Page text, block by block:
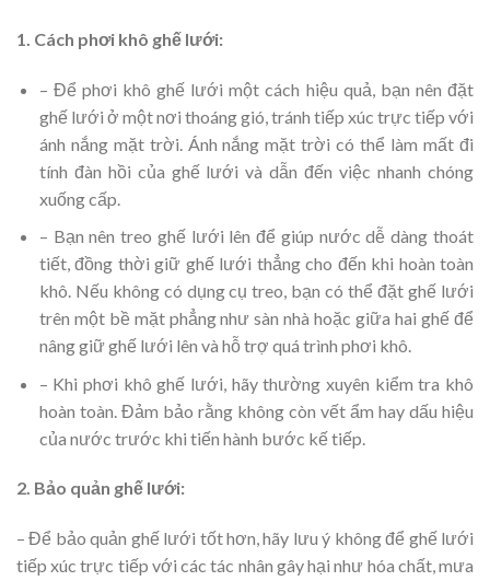
1. Cách phơi khô ghế lưới:
– Để phơi khô ghế lưới một cách hiệu quả, bạn nên đặt
ghế lưới ở một nơi thoáng gió, tránh tiếp xúc trực tiếp với
ánh nắng mặt trời. Ánh nắng mặt trời có thể làm mất đi
tính đàn hồi của ghế lưới và dẫn đến việc nhanh chóng
xuống cấp.
– Bạn nên treo ghế lưới lên để giúp nước dễ dàng thoát
tiết, đồng thời giữ ghế lưới thẳng cho đến khi hoàn toàn
khô. Nếu không có dụng cụ treo, bạn có thể đặt ghế lưới
trên một bề mặt phẳng như sàn nhà hoặc giữa hai ghế để
nâng giữ ghế lưới lên và hỗ trợ quá trình phơi khô.
– Khi phơi khô ghế lưới, hãy thường xuyên kiểm tra khô
hoàn toàn. Đảm bảo rằng không còn vết ẩm hay dấu hiệu
của nước trước khi tiến hành bước kế tiếp.
2. Bảo quản ghế lưới:
– Để bảo quản ghế lưới tốt hơn, hãy lưu ý không để ghế lưới
tiếp xúc trực tiếp với các tác nhân gây hại như hóa chất, mưa